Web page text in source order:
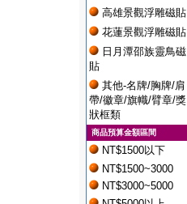
高雄景觀浮雕磁貼
花蓮景觀浮雕磁貼
日月潭邵族靈鳥磁
貼
其他-名牌/胸牌/肩
帶/徽章/旗幟/臂章/獎
狀框類
商品預算金額區間
NT$1500以下
NT$1500~3000
NT$3000~5000